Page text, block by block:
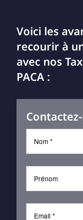
Voici les
recourir à
avec nos
PACA :